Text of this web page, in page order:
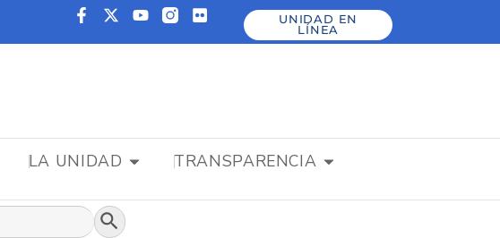
UNIDAD EN
LÍNEA
LA UNIDAD TRANSPARENCIA
Botón de búsqueda